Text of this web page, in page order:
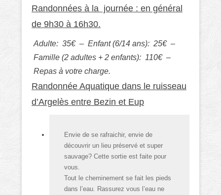
Randonnées à la journée : en général
de 9h30 à 16h30.
Adulte: 35€ – Enfant (6/14 ans): 25€ –
Famille (2 adultes + 2 enfants): 110€ –
Repas à votre charge.
Randonnée Aquatique dans le ruisseau
d’Argelès entre Bezin et Eup
Envie de se rafraichir, envie de
découvrir un lieu préservé et super
sauvage? Cette sortie est faite pour
vous.
Tout le cheminement se fait les pieds
dans l’eau. Rassurez vous l’eau ne